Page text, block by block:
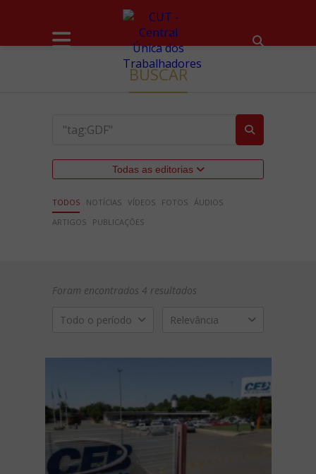
BUSCAR
Todas as editorias
TODOS NOTÍCIAS VÍDEOS FOTOS ÁUDIOS
ARTIGOS
PUBLICAÇÕES
Foram encontrados 4 resultados
Todo o período Relevância